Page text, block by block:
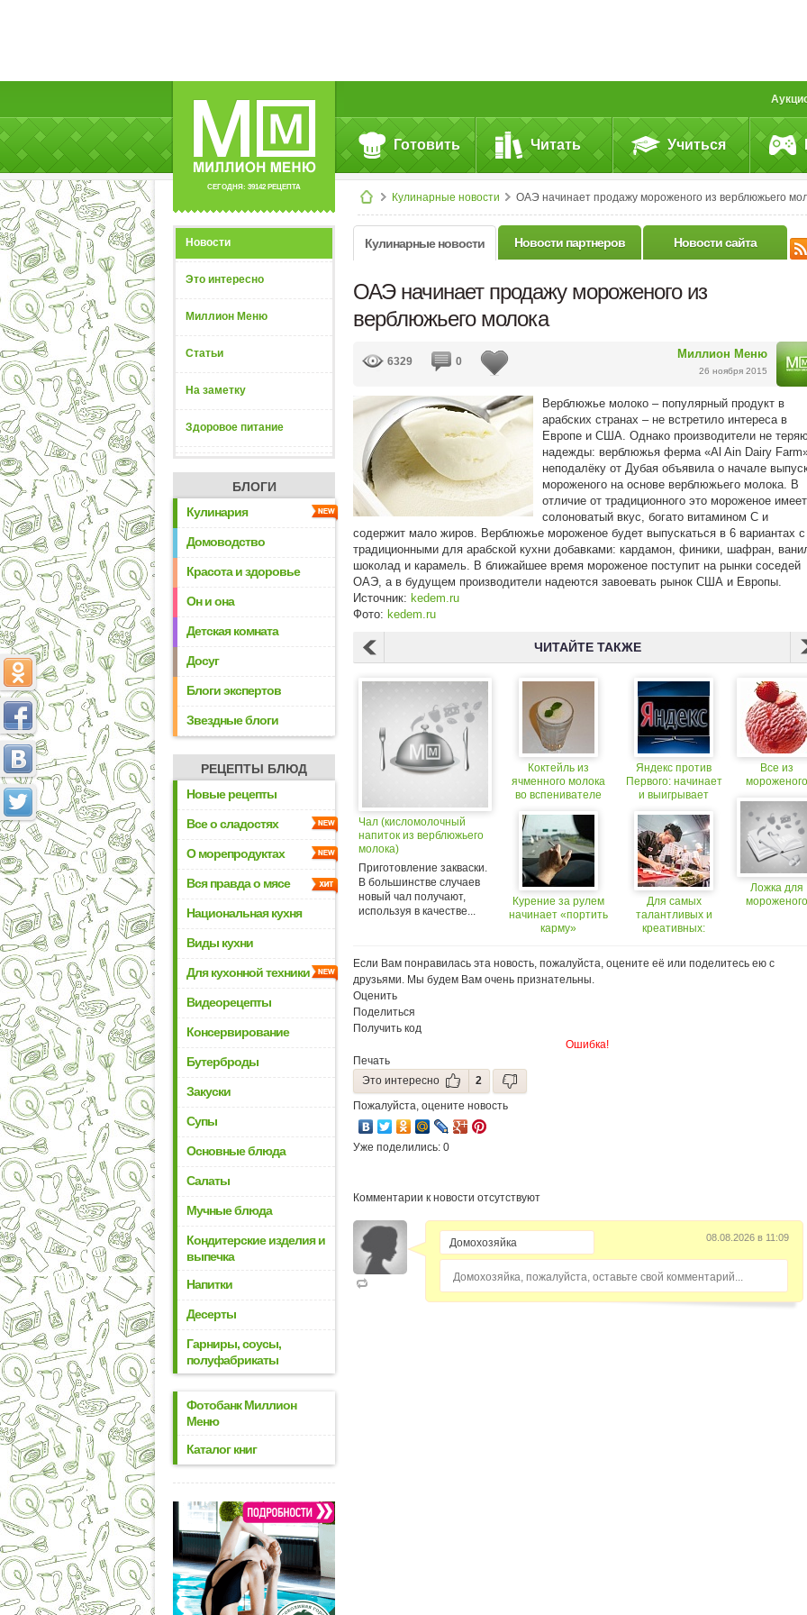
СЕГОДНЯ: 39142 РЕЦЕПТА
Готовить Читать Учиться
Кулинарные новости ОАЭ начинает продажу мороженого из верблюжьего
Новости
Это интересно
Миллион Меню
Статьи
На заметку
Здоровое питание
БЛОГИ
Кулинария
Домоводство
Красота и здоровье
Он и она
Детская комната
Досуг
Блоги экспертов
Звездные блоги
РЕЦЕПТЫ БЛЮД
Новые рецепты
Все о сладостях
О морепродуктах
Вся правда о мясе
Национальная кухня
Виды кухни
Для кухонной техники
Видеорецепты
Консервирование
Бутерброды
Закуски
Супы
Основные блюда
Салаты
Мучные блюда
Кондитерские изделия и
выпечка
Напитки
Десерты
Гарниры, соусы,
полуфабрикаты
Фотобанк Миллион
Меню
Каталог книг
Кулинарные новости Новости партнеров Новости сайта
ОАЭ начинает продажу мороженого из
верблюжьего молока
Миллион Меню
26 ноября 2015
6329 0
Верблюжье молоко – популярный продукт в
арабских странах – не встретило интереса в
Европе и США. Однако производители не
надежды: верблюжья ферма «Al Ain Dairy
неподалёку от Дубая объявила о начале
мороженого на основе верблюжьего молока. В
отличие от традиционного это мороженое имеет
солоноватый вкус, богато витамином С и
содержит мало жиров. Верблюжье мороженое будет выпускаться в 6 вариантах с
традиционными для арабской кухни добавками: кардамон, финики, шафран,
шоколад и карамель. В ближайшее время мороженое поступит на рынки соседей
ОАЭ, а в будущем производители надеются завоевать рынок США и Европы.
Источник: kedem.ru
Фото: kedem.ru
ЧИТАЙТЕ ТАКЖЕ
Чал (кисломолочный
напиток из верблюжьего
молока)
Приготовление закваски.
В большинстве случаев
новый чал получают,
используя в качестве...
Коктейль из
ячменного молока
во вспенивателе
MF2500
Курение за рулем
начинает «портить
карму»
Яндекс против
Первого: начинает
и выигрывает
Для самых
талантливых и
креативных:
набор!
Все из
мороженого
Ложка для
мороженого
Если Вам понравилась эта новость, пожалуйста, оцените её или поделитесь ею с
друзьями. Мы будем Вам очень признательны.
Оценить
Поделиться
Получить код
Ошибка!
Печать
Это интересно
2
Пожалуйста, оцените новость
Уже поделились: 0
Комментарии к новости отсутствуют
08.08.2026 в 11:09
Домохозяйка, пожалуйста, оставьте свой комментарий...